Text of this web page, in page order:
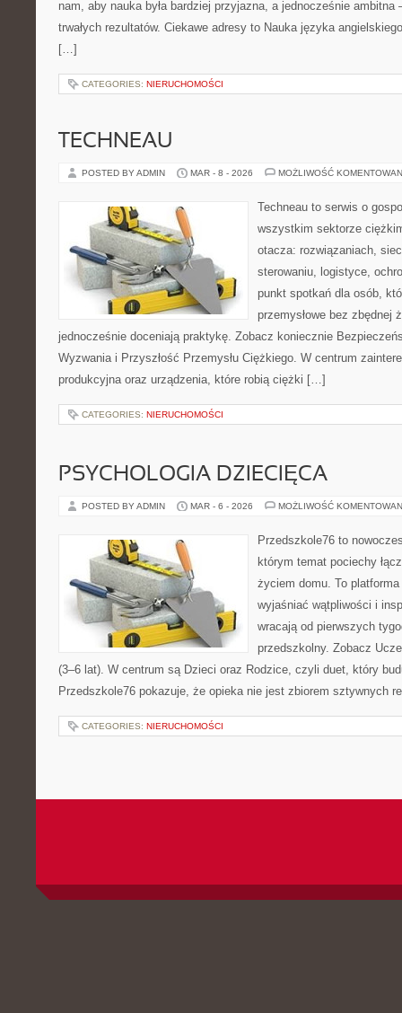
nam, aby nauka była bardziej przyjazna, a jednocześnie ambitna
trwałych rezultatów. Ciekawe adresy to Nauka języka
[…]
CATEGORIES: NIERUCHOMOŚCI
TECHNEAU
POSTED BY ADMIN MAR - 8 - 2026 MOŻLIWOŚĆ
Techneau to serwis o
wszystkim sektorze
otacza: rozwiązaniach,
sterowaniu, logistyce,
punkt spotkań dla osób,
przemysłowe bez zbędnej
jednocześnie doceniają praktykę. Zobacz koniecznie
Wyzwania i Przyszłość Przemysłu Ciężkiego. W centrum
produkcyjna oraz urządzenia, które robią ciężki […]
CATEGORIES: NIERUCHOMOŚCI
PSYCHOLOGIA DZIECIĘCA
POSTED BY ADMIN MAR - 6 - 2026 MOŻLIWOŚĆ
Przedszkole76 to
którym temat pociechy
życiem domu. To
wyjaśniać wątpliwości i
wracają od pierwszych
przedszkolny. Zobacz
(3–6 lat). W centrum są Dzieci oraz Rodzice, czyli duet, który
Przedszkole76 pokazuje, że opieka nie jest zbiorem sztywnych
CATEGORIES: NIERUCHOMOŚCI